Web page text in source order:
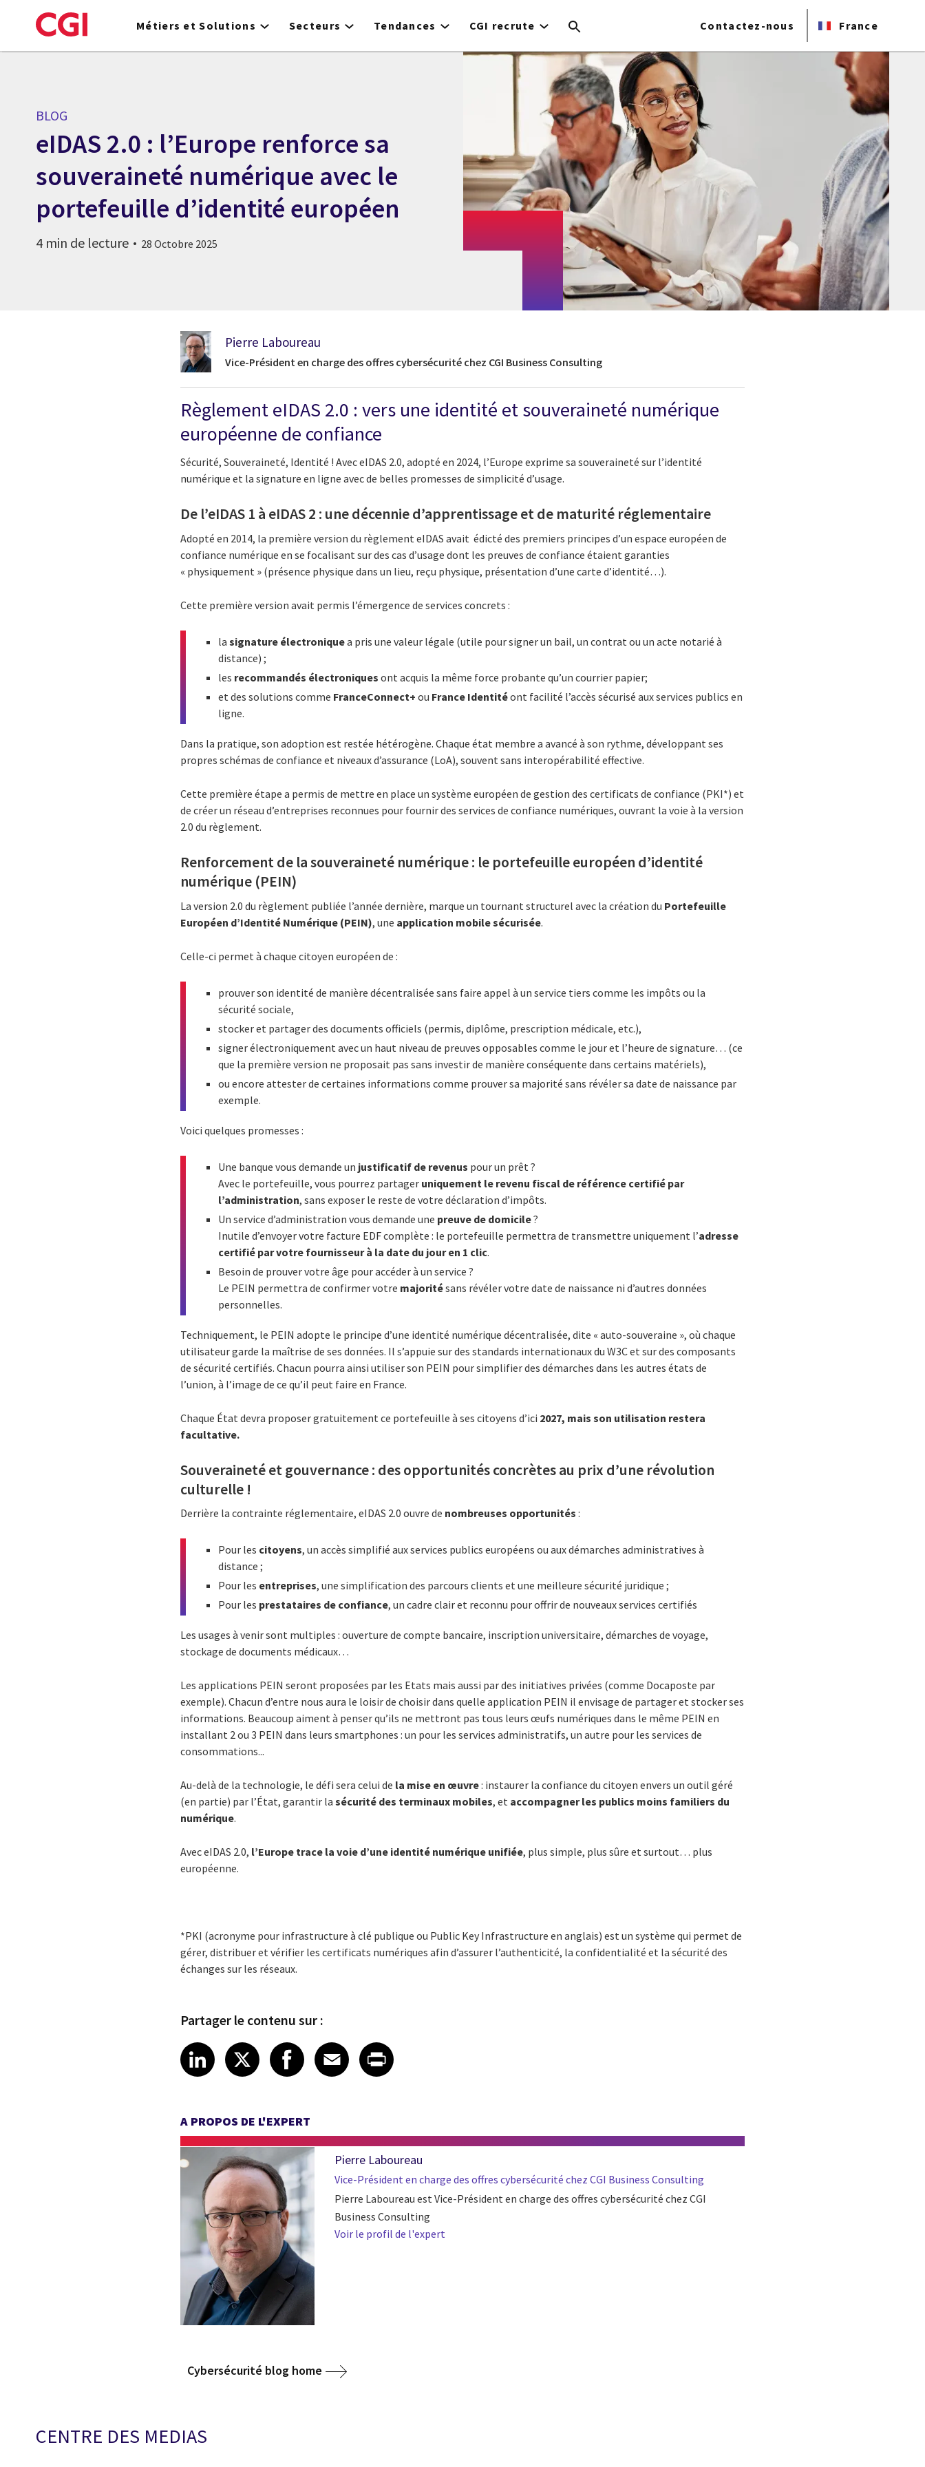
to
Métiers et Solutions Secteurs Tendances CGI recrute Contactez-nous France
BLOG
eIDAS 2.0 : l’Europe renforce sa
souveraineté numérique avec le
portefeuille d’identité européen
4 min de lecture 28 Octobre 2025
Pierre Laboureau
Vice-Président en charge des offres cybersécurité chez CGI Business Consulting
Règlement eIDAS 2.0 : vers une identité et souveraineté numérique
européenne de confiance
Sécurité, Souveraineté, Identité ! Avec eIDAS 2.0, adopté en 2024, l’Europe exprime sa souveraineté sur l’identité
numérique et la signature en ligne avec de belles promesses de simplicité d’usage.
De l’eIDAS 1 à eIDAS 2 : une décennie d’apprentissage et de maturité réglementaire
Adopté en 2014, la première version du règlement eIDAS avait édicté des premiers principes d’un espace européen de
confiance numérique en se focalisant sur des cas d’usage dont les preuves de confiance étaient garanties
« physiquement » (présence physique dans un lieu, reçu physique, présentation d’une carte d’identité…).
Cette première version avait permis l’émergence de services concrets :
lasignature électroniquea pris une valeur légale (utile pour signer un bail, un contrat ou un acte notarié à
distance) ;
les recommandés électroniques ont acquis la même force probante qu’un courrier papier;
et des solutions comme FranceConnect+ ou France Identitéont facilité l’accès sécurisé aux services publics en
ligne.
Dans la pratique, son adoption est restée hétérogène. Chaque état membre a avancé à son rythme, développant ses
propres schémas de confiance et niveaux d’assurance (LoA), souvent sans interopérabilité effective.
Cette première étape a permis de mettre en place un système européen de gestion des certificats de confiance (PKI*) et
de créer un réseau d’entreprises reconnues pour fournir des services de confiance numériques,ouvrant la voie à la version
2.0 du règlement.
Renforcement de la souveraineté numérique : le portefeuille européen d’identité
numérique (PEIN)
La version 2.0 du règlement publiée l’année dernière, marque un tournant structurel avec la création du Portefeuille
Européen d’Identité Numérique (PEIN), une application mobile sécurisée.
Celle-ci permet à chaque citoyen européen de :
prouver son identité de manière décentralisée sans faire appel à un service tiers comme les impôts ou la
sécurité sociale,
stocker et partager des documents officiels (permis, diplôme, prescription médicale, etc.),
signer électroniquement avec un haut niveau de preuves opposables comme le jour et l’heure de signature… (ce
que la première version ne proposait pas sans investir de manière conséquente dans certains matériels),
ou encore attester de certaines informations comme prouver sa majorité sans révéler sa date de naissance par
exemple.
Voici quelques promesses :
Une banque vous demande un justificatif de revenus pour un prêt ?
Avec le portefeuille, vous pourrez partager uniquement le revenu fiscal de référence certifié par
l’administration, sans exposer le reste de votre déclaration d’impôts.
Un service d’administration vous demande une preuve de domicile?
Inutile d’envoyer votre facture EDF complète : le portefeuille permettra de transmettre uniquement l’adresse
certifié par votre fournisseur à la date du jour en 1 clic.
Besoin de prouver votre âge pour accéder à un service ?
Le PEIN permettra de confirmer votre majoritésans révéler votre date de naissance ni d’autres données
personnelles.
Techniquement, le PEIN adopte le principe d’une identité numérique décentralisée, dite « auto-souveraine », où chaque
utilisateur garde la maîtrise de ses données. Il s’appuie sur des standards internationaux du W3C et sur des composants
de sécurité certifiés. Chacun pourra ainsi utiliser son PEIN pour simplifier des démarches dans les autres états de
l’union, à l’image de ce qu’il peut faire en France.
Chaque État devra proposer gratuitement ce portefeuille à ses citoyens d’ici 2027, mais son utilisation restera
facultative.
Souveraineté et gouvernance : des opportunités concrètes au prix d’une révolution
culturelle !
Derrière la contrainte réglementaire, eIDAS 2.0 ouvre de nombreuses opportunités :
Pour les citoyens, un accès simplifié aux services publics européens ou aux démarches administratives à
distance ;
Pour les entreprises, une simplification des parcours clients et une meilleure sécurité juridique ;
Pour les prestataires de confiance, un cadre clair et reconnu pour offrir de nouveaux services certifiés
Les usages à venir sont multiples : ouverture de compte bancaire, inscription universitaire, démarches de voyage,
stockage de documents médicaux…
Les applications PEIN seront proposées par les Etats mais aussi par des initiatives privées (comme Docaposte par
exemple). Chacun d’entre nous aura le loisir de choisir dans quelle application PEIN il envisage de partager et stocker ses
informations. Beaucoup aiment à penser qu’ils ne mettront pas tous leurs œufs numériques dans le même PEIN en
installant 2 ou 3 PEIN dans leurs smartphones : un pour les services administratifs, un autre pour les services de
consommations...
Au-delà de la technologie, le défi sera celui de la mise en œuvre: instaurer la confiance du citoyen envers un outil géré
(en partie) par l’État, garantir lasécurité des terminaux mobiles, et accompagner les publics moins familiers du
numérique.
Avec eIDAS 2.0, l’Europe trace la voie d’une identité numérique unifiée, plus simple, plus sûre et surtout… plus
européenne.
*PKI (acronyme pour infrastructure à clé publique ou Public Key Infrastructure en anglais) est un système qui permet de
gérer, distribuer et vérifier les certificats numériques afin d’assurer l’authenticité, la confidentialité et la sécurité des
échanges sur les réseaux.
Partager le contenu sur :
Share article on LinkedIn
LinkedIn
Share article on X
XShare article on Facebook
Facebook
Share article on Email
Email
Share article on Print
A PROPOS DE L'EXPERT
Pierre Laboureau
Vice-Président en charge des offres cybersécurité chez CGI Business Consulting
Pierre Laboureau est Vice-Président en charge des offres cybersécurité chez CGI
Business Consulting
Voir le profil de l'expert
Cybersécurité blog home
CENTRE DES MEDIAS